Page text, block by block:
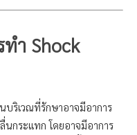
ทำ Shock
บริเวณที่รักษาอาจมีอาการ
นกระแทก โดยอาจมีอาการ